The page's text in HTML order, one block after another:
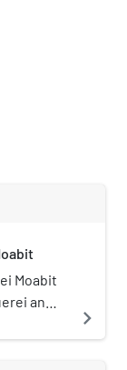
Moabit
an
navigate_next